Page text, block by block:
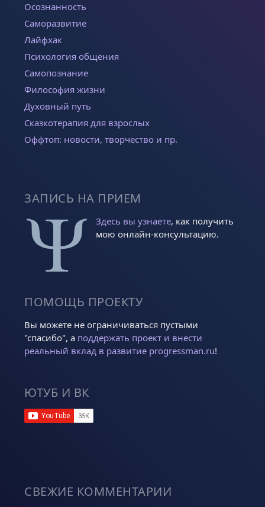
Осознанность
Саморазвитие
Лайфхак
Психология общения
Самопознание
Философия жизни
Духовный путь
Сказкотерапия для взрослых
Оффтоп: новости, творчество и пр.
ЗАПИСЬ НА ПРИЕМ
Здесь вы узнаете, как получить
мою онлайн-консультацию.
ПОМОЩЬ ПРОЕКТУ
Вы можете не ограничиваться пустыми
"спасибо", а поддержать проект и внести
реальный вклад в развитие progressman.ru!
ЮТУБ И ВК
СВЕЖИЕ КОММЕНТАРИИ